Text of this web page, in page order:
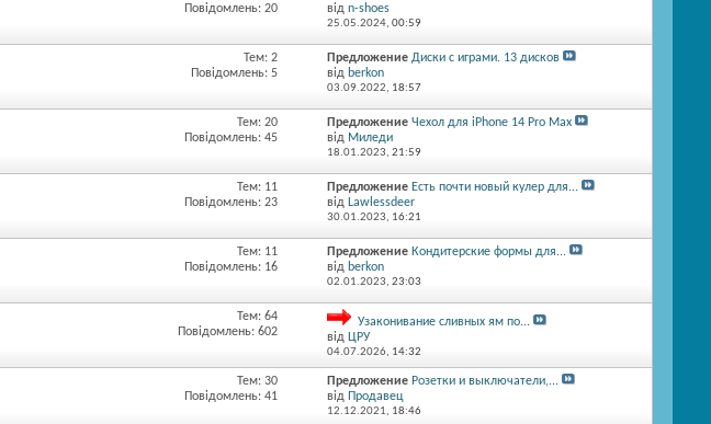
Повідомлень: 20
від n-shoes
25.05.2024, 00:59
Тем: 2
Повідомлень: 5
Предложение Диски с играми. 13 дисков
від berkon
03.09.2022, 18:57
Тем: 20
Повідомлень: 45
Предложение Чехол для iPhone 14 Pro Max
від Миледи
18.01.2023, 21:59
Тем: 11
Повідомлень: 23
Предложение Есть почти новый кулер для...
від Lawlessdeer
30.01.2023, 16:21
Тем: 11
Повідомлень: 16
Предложение Кондитерские формы для...
від berkon
02.01.2023, 23:03
Тем: 64
Повідомлень: 602
Узаконивание сливных ям по...
від ЦРУ
04.07.2026, 14:32
Тем: 30
Повідомлень: 41
Предложение Розетки и выключатели,...
від Продавец
12.12.2021, 18:46